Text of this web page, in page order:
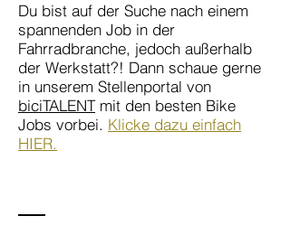
Du bist auf der Suche nach einem
spannenden Job in der
Fahrradbranche, jedoch außerhalb
der Werkstatt?! Dann schaue gerne
in unserem Stellenportal von
biciTALENTmit den besten Bike
Jobs vorbei. Klicke dazu einfach
HIER.